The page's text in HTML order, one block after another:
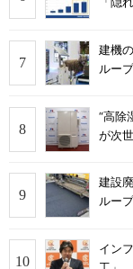
建機
ルー
“高除
が次
建設
ルー
イン